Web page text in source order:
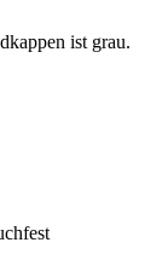
ist grau.